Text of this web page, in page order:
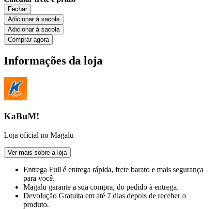
Fechar
Adicionar à sacola
Adicionar à sacola
Comprar agora
Informações da loja
KaBuM!
Loja oficial no Magalu
Ver mais sobre a loja
Entrega Full é entrega rápida, frete barato e mais segurança
para você.
Magalu garante a sua compra, do pedido à entrega.
Devolução Gratuita em até 7 dias depois de receber o
produto.